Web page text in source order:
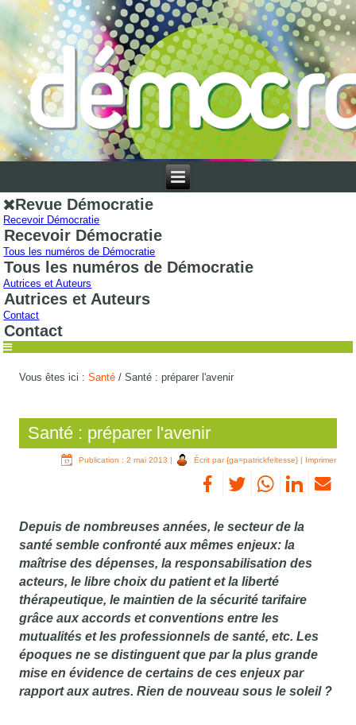
Revue Démocratie
Recevoir Démocratie
Recevoir Démocratie
Tous les numéros de Démocratie
Tous les numéros de Démocratie
Autrices et Auteurs
Autrices et Auteurs
Contact
Contact
Vous êtes ici :Santé /Santé : préparer l'avenir
Santé : préparer l'avenir
Publication : 2 mai 2013 | Écrit par {ga=patrickfeltesse}| Imprimer
Depuis de nombreuses années, le secteur de la
santé semble confronté aux mêmes enjeux: la
maîtrise des dépenses, la responsabilisation des
acteurs, le libre choix du patient et la liberté
thérapeutique, le maintien de la sécurité tarifaire
grâce aux accords et conventions entre les
mutualités et les professionnels de santé, etc. Les
époques ne se distinguent que par la plus grande
mise en évidence de certains de ces enjeux par
rapport aux autres. Rien de nouveau sous le soleil ?